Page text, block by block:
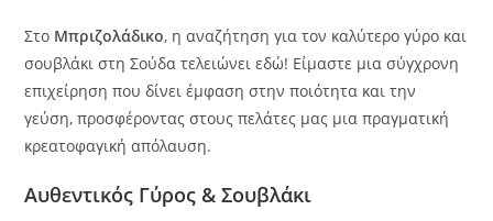
Στο Μπριζολάδικο, η αναζήτηση για τον καλύτερο γύρο και
σουβλάκι στη Σούδα τελειώνει εδώ! Είμαστε μια σύγχρονη
επιχείρηση που δίνει έμφαση στην ποιότητα και την
γεύση, προσφέροντας στους πελάτες μας μια πραγματική
κρεατοφαγική απόλαυση.
Αυθεντικός Γύρος & Σουβλάκι